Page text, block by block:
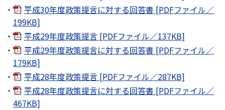
平成30年度政策提言に対する回答書 [PDFファイル／
199KB]
平成29年度政策提言 [PDFファイル／137KB]
平成29年度政策提言に対する回答書 [PDFファイル／
179KB]
平成28年度政策提言 [PDFファイル／287KB]
平成28年度政策提言に対する回答書 [PDFファイル／
467KB]